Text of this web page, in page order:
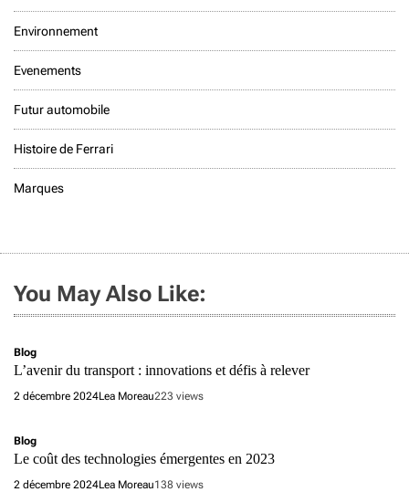
Environnement
Evenements
Futur automobile
Histoire de Ferrari
Marques
You May Also Like:
Blog
L’avenir du transport : innovations et défis à relever
2 décembre 2024Lea Moreau223 views
Blog
Le coût des technologies émergentes en 2023
2 décembre 2024Lea Moreau138 views